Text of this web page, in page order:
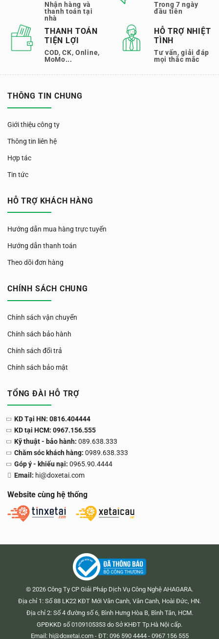
Nhận hàng và
thanh toán tại
nhà
Trong 7 ngày
đầu tiên
THANH TOÁN
TIỆN LỢI
COD, CK, Online,
MoMo...
HỖ TRỢ NHIỆT
TÌNH
Tư vấn, giải đáp
mọi thắc mắc
THÔNG TIN CHUNG
Giới thiệu công ty
Thông tin liên hệ
Hợp tác
Tin tức
HỖ TRỢ KHÁCH HÀNG
Hướng dẫn mua hàng trực tuyến
Hướng dẫn thanh toán
Theo dõi đơn hàng
CHÍNH SÁCH CHUNG
Chính sách vận chuyển
Chính sách bảo hành
Chính sách đổi trả
Chính sách bảo mật
TỔNG ĐÀI HỖ TRỢ
KD Tại HN: 0816.404444
KD tại HCM: 0967.156.555
Kỹ thuật - bảo hành: 089.638.333
Chăm sóc khách hàng: 0989.638.333
Góp ý - khiếu nại: 0965.90.4444
Email: hi@doxetai.com
Website cùng hệ thống
© 2026 Công Ty CP Giải Pháp Dịch Vụ Công Nghệ AHAGARA.
Địa chỉ 1: Số 88 LK22 KĐT Mới Vân Canh, Vân Canh, Hoài Đức, HN.
Địa chỉ 2: Số 4 đường số 6, Bình Hưng Hòa B, Bình Tân, HCM.
GPĐKKD số 0109105353 do Sở KHĐT Tp.Hà Nội cấp.
Email: hi@doxetai.com- ĐT: 096 590 4444 - 0967 156 555